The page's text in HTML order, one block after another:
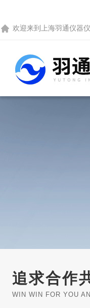
欢迎来到 上海羽通仪器
追求合作
WIN WIN FOR YOU